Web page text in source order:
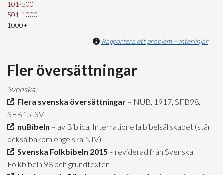
101-500
501-1000
1000+
Rapportera ett problem – interlinjär
Fler översättningar
Svenska:
Flera svenska översättningar – NUB, 1917, SFB98,
SFB15, SVL
nuBibeln – av Biblica, Internationella bibelsällskapet (står
också bakom engelska NIV)
Svenska Folkbibeln 2015 – reviderad från Svenska
Folkbibeln 98 och grundtexten